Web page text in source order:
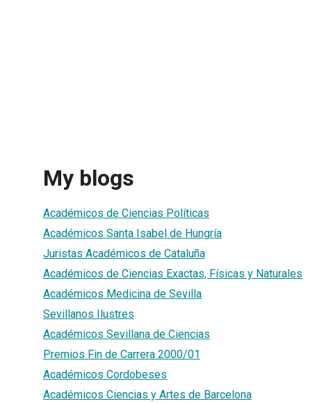
My blogs
Académicos de Ciencias Políticas
Académicos Santa Isabel de Hungría
Juristas Académicos de Cataluña
Académicos de Ciencias Exactas, Físicas y Naturales
Académicos Medicina de Sevilla
Sevillanos Ilustres
Académicos Sevillana de Ciencias
Premios Fin de Carrera 2000/01
Académicos Cordobeses
Académicos Ciencias y Artes de Barcelona